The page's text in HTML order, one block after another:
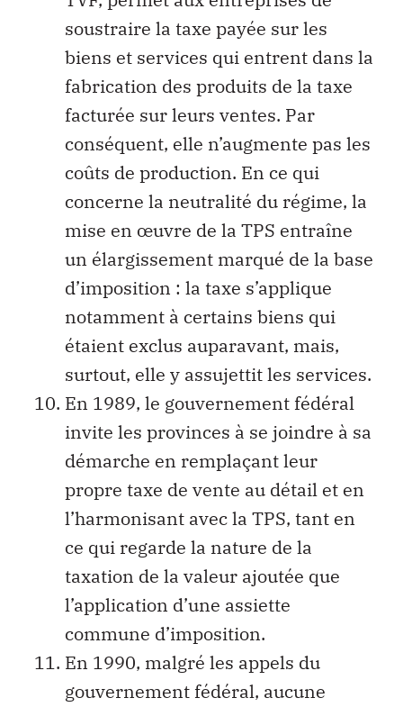
soustraire la taxe payée sur les
biens et services qui entrent dans la
fabrication des produits de la taxe
facturée sur leurs ventes. Par
conséquent, elle n’augmente pas les
coûts de production. En ce qui
concerne la neutralité du régime, la
mise en œuvre de la TPS entraîne
un élargissement marqué de la base
d’imposition : la taxe s’applique
notamment à certains biens qui
étaient exclus auparavant, mais,
surtout, elle y assujettit les services.
En 1989, le gouvernement fédéral
invite les provinces à se joindre à sa
démarche en remplaçant leur
propre taxe de vente au détail et en
l’harmonisant avec la TPS, tant en
ce qui regarde la nature de la
taxation de la valeur ajoutée que
l’application d’une assiette
commune d’imposition.
En 1990, malgré les appels du
gouvernement fédéral, aucune